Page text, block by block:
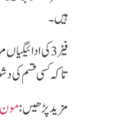
ہیں۔
فیز 3 کی
تاکہ کسی قسم کی
مزید پڑھیں :مون